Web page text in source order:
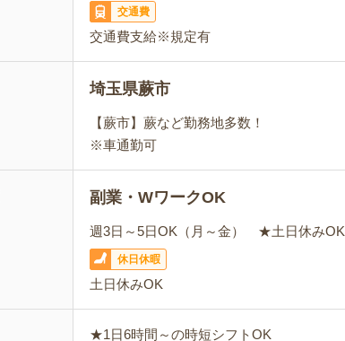
交通費
交通費支給※規定有
埼玉県蕨市
【蕨市】蕨など勤務地多数！
※車通勤可
副業・WワークOK
週3日～5日OK（月～金） ★土日休みOK
休日休暇
土日休みOK
★1日6時間～の時短シフトOK